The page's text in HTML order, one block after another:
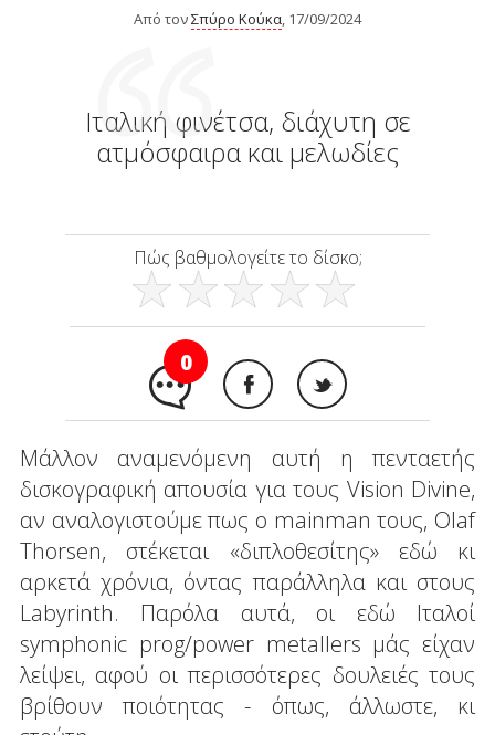
Από τονΣπύρο Κούκα, 17/09/2024
Ιταλική φινέτσα, διάχυτη σε
ατμόσφαιρα και μελωδίες
Πώς βαθμολογείτε το δίσκο;
0
Μάλλον αναμενόμενη αυτή η πενταετής
δισκογραφική απουσία για τους Vision Divine,
αν αναλογιστούμε πως ο mainman τους, Olaf
Thorsen, στέκεται «διπλοθεσίτης» εδώ κι
αρκετά χρόνια, όντας παράλληλα και στους
Labyrinth. Παρόλα αυτά, οι εδώ Ιταλοί
symphonic prog/power metallers μάς είχαν
λείψει, αφού οι περισσότερες δουλειές τους
βρίθουν ποιότητας - όπως, άλλωστε, κι